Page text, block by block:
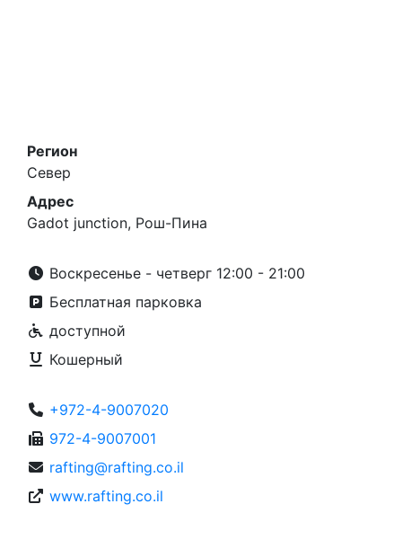
Регион
Север
Адрес
Gadot junction, Рош-Пина
Воскресенье - четверг 12:00 - 21:00
Бесплатная парковка
доступной
Кошерный
+972-4-9007020
972-4-9007001
rafting@rafting.co.il
www.rafting.co.il